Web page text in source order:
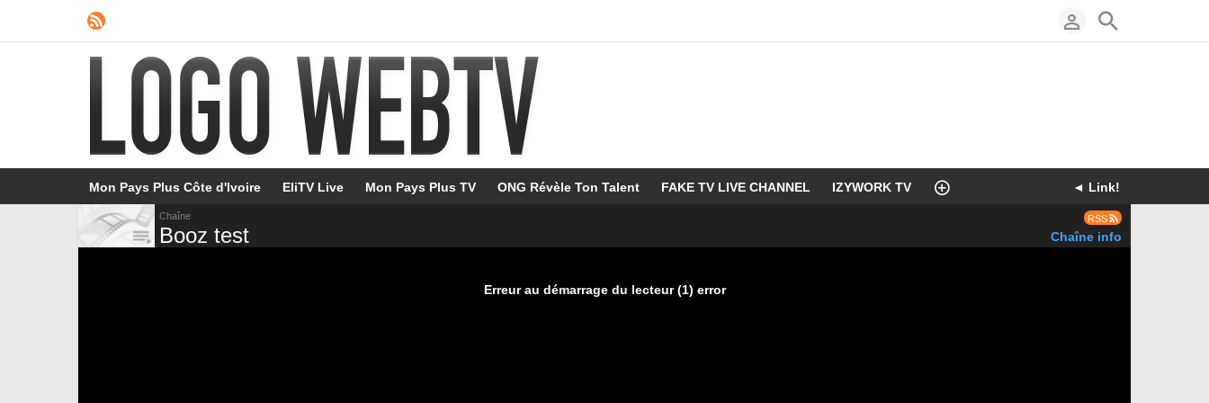
Mon Pays Plus Côte d'Ivoire EliTV Live Mon Pays Plus TV ONG Révèle Ton Talent FAKE TV LIVE CHANNEL IZYWORK TV ◄ Link!
RSS
Chaîne info
Chaîne
Booz test
Erreur au démarrage du lecteur (1) error